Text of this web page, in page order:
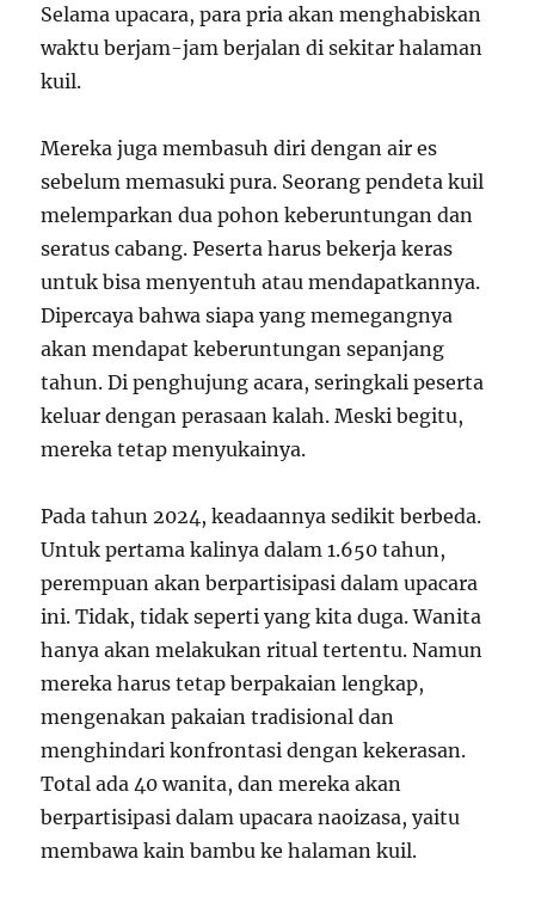
Selama upacara, para pria akan menghabiskan
waktu berjam-jam berjalan di sekitar halaman
kuil.
Mereka juga membasuh diri dengan air es
sebelum memasuki pura. Seorang pendeta kuil
melemparkan dua pohon keberuntungan dan
seratus cabang. Peserta harus bekerja keras
untuk bisa menyentuh atau mendapatkannya.
Dipercaya bahwa siapa yang memegangnya
akan mendapat keberuntungan sepanjang
tahun. Di penghujung acara, seringkali peserta
keluar dengan perasaan kalah. Meski begitu,
mereka tetap menyukainya.
Pada tahun 2024, keadaannya sedikit berbeda.
Untuk pertama kalinya dalam 1.650 tahun,
perempuan akan berpartisipasi dalam upacara
ini. Tidak, tidak seperti yang kita duga. Wanita
hanya akan melakukan ritual tertentu. Namun
mereka harus tetap berpakaian lengkap,
mengenakan pakaian tradisional dan
menghindari konfrontasi dengan kekerasan.
Total ada 40 wanita, dan mereka akan
berpartisipasi dalam upacara naoizasa, yaitu
membawa kain bambu ke halaman kuil.